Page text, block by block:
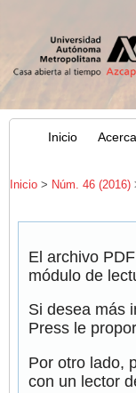
Inicio
Inicio> Núm. 46 (2016)
El archivo
módulo de
Si desea más
Press le
Por otro lado,
con un lector